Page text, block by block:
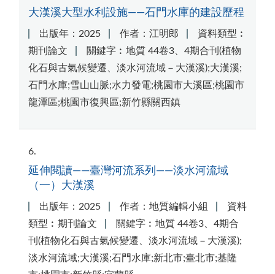
大漢溪大型水利設施——石門水庫的建設歷程
出版年：2025 作者：江明郎
資料類型︰
期刊論文
關鍵字︰地質 44卷3、4期合刊(植物
化石與古氣候變遷、淡水河流域－大漢溪);大漢溪;
石門水庫;雪山山脈;水力發電;桃園市大溪區;桃園市
龍潭區;桃園市復興區;新竹縣關西鎮
6
延伸閱讀——臺灣河流系列——淡水河流域
（一）大漢溪
出版年：2025 作者：地質編輯小組
資料
類型︰期刊論文
關鍵字︰地質 44卷3、4期合
刊(植物化石與古氣候變遷、淡水河流域－大漢溪);
淡水河流域;大漢溪;石門水庫;新北市;臺北市;基隆